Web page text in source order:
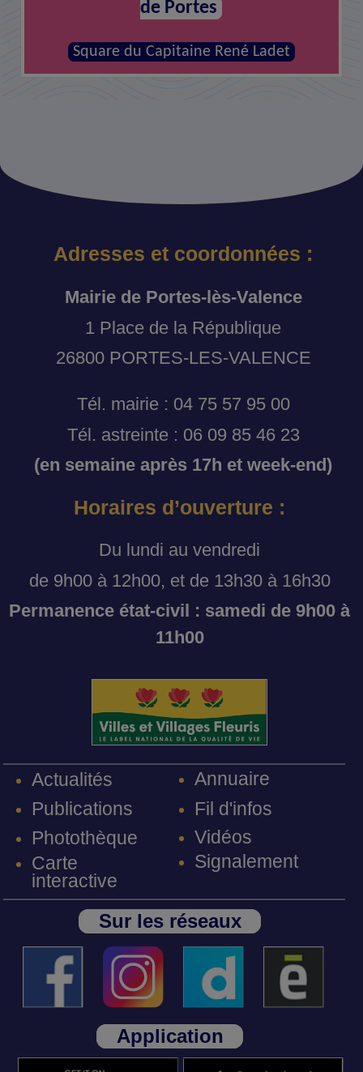
de Portes
Square du Capitaine René Ladet
Adresses et coordonnées :
Mairie de Portes-lès-Valence
1 Place de la République
26800 PORTES-LES-VALENCE
Tél. mairie : 04 75 57 95 00
Tél. astreinte : 06 09 85 46 23
(en semaine après 17h et week-end)
Horaires d’ouverture :
Du lundi au vendredi
de 9h00 à 12h00, et de 13h30 à 16h30
Permanence état-civil : samedi de 9h00 à
11h00
Actualités
Publications
Photothèque
Carte
interactive
Annuaire
Fil d'infos
Vidéos
Signalement
Sur les réseaux
Application